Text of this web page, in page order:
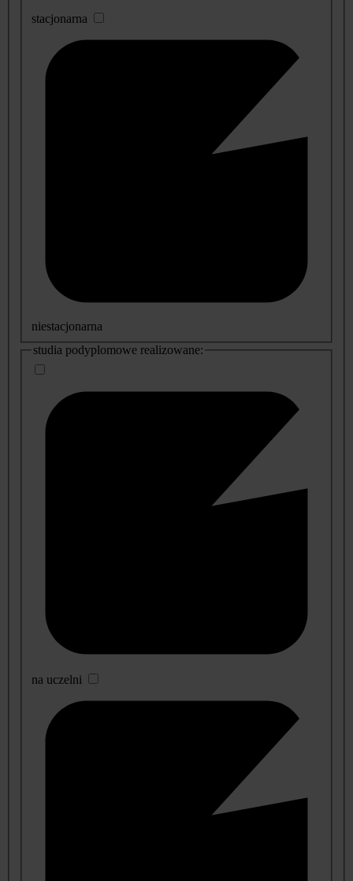
stacjonarna
niestacjonarna
studia podyplomowe realizowane:
na uczelni